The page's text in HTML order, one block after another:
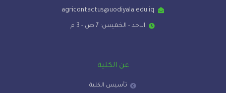
agricontactus@uodiyala.edu.iq
الاحد - الخميس: 7 ص - 3 م
عن الكلية
تأسيس الكلية